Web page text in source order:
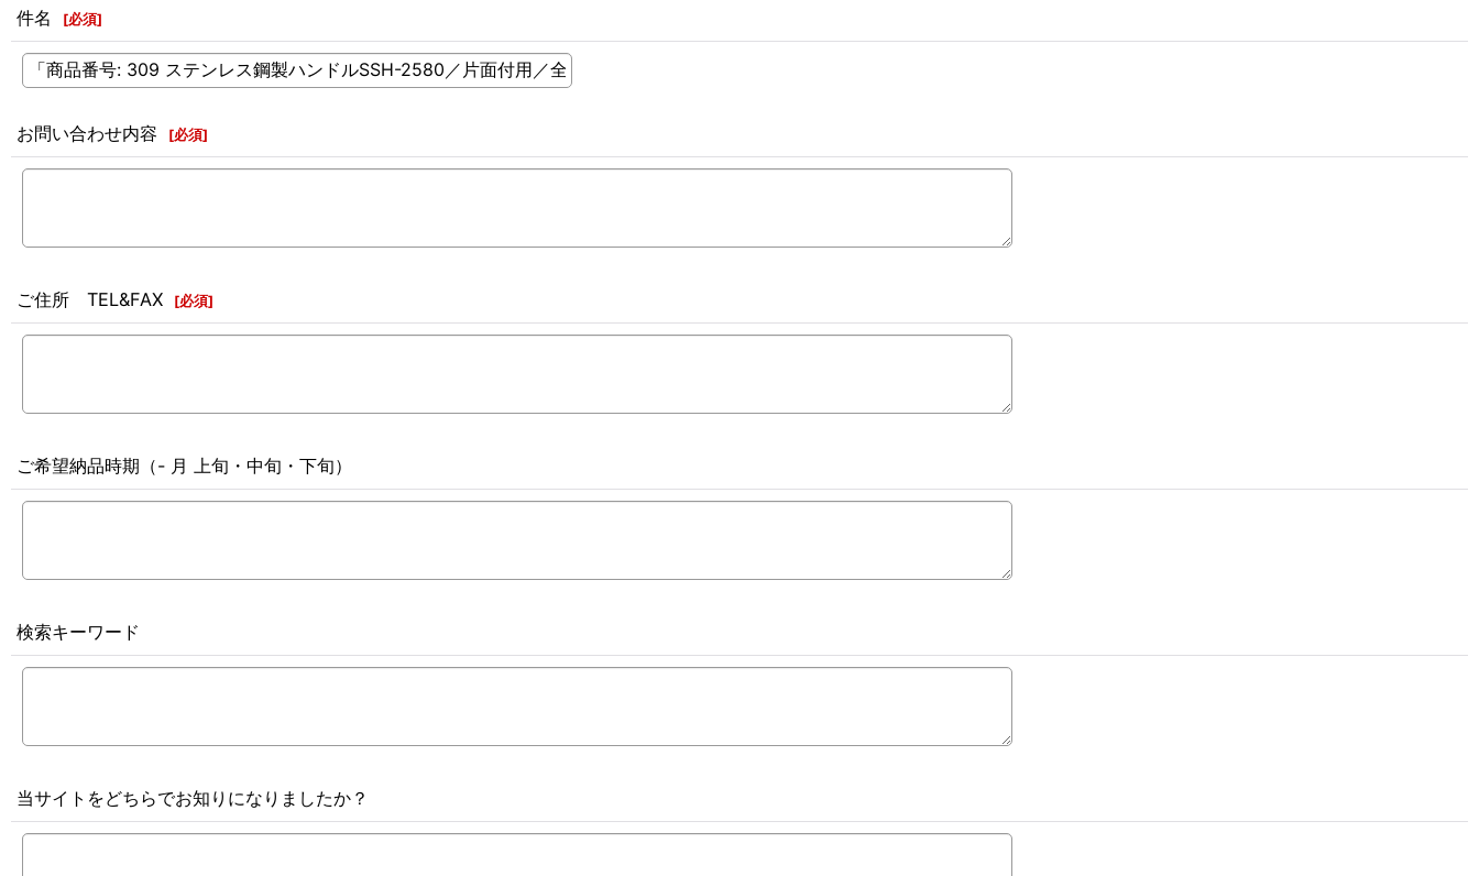
件名 [必須]
お問い合わせ内容 [必須]
ご住所 TEL&FAX [必須]
ご希望納品時期（- 月 上旬・中旬・下旬）
検索キーワード
当サイトをどちらでお知りになりましたか？